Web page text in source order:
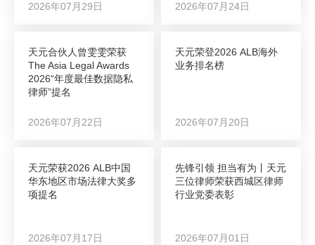
2026年07月29日 2026年07月24日
天元合伙人曾雯雯荣获
The Asia Legal Awards
2026“年度最佳数据隐私
律师”提名
2026年07月22日
天元荣登2026 ALB海外
业务排名榜
2026年07月20日
天元荣获2026 ALB中国
华东地区市场法律大奖多
项提名
2026年07月17日
先锋引领 担当有为丨天元
三位律师荣获西城区律师
行业党委表彰
2026年07月01日